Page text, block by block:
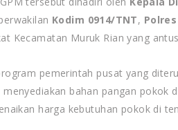
Kodim 0914/TNT,
Kecamatan Muruk Rian yang
pemerintah pusat yang
bahan pangan pokok
harga kebutuhan pokok di